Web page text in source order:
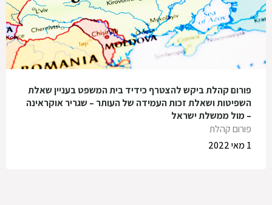
פורום קהלת ביקש להצטרף כידיד בית המשפט בעניין שאלת
השפיטות ושאלת זכות העמידה של העותר – שגריר אוקראינה
– מול ממשלת ישראל
פורום קהלת
1 מאי 2022